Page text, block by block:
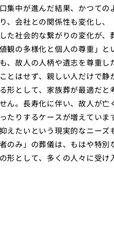
集中が進んだ結果、かつての
、会社との関係性も変化し、
た社会的な繋がりの変化が、
観の多様化と個人の尊重」と
、故人の人柄や遺志を尊重し
とはせず、親しい人だけで静
形として、家族葬が最適だと
ん。長寿化に伴い、故人が亡
たりするケースが増えていま
えたいという現実的なニーズ
のみ」の葬儀は、もはや特別
形として、多くの人々に受け